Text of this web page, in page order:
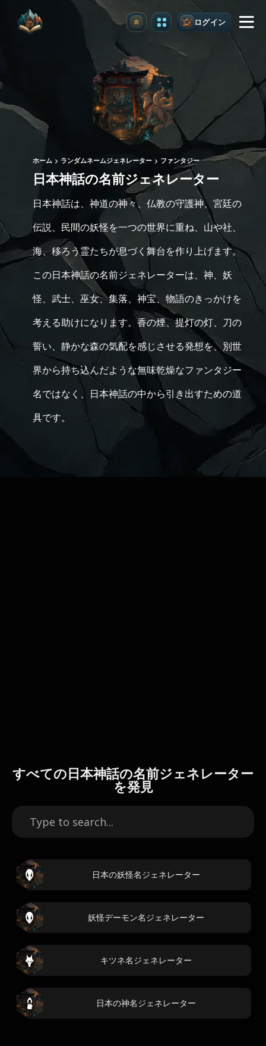
アップグレード ログイン
ホーム ランダムネームジェネレーター ファンタジー
日本神話の名前ジェネレーター
日本神話は、神道の神々、仏教の守護神、宮廷の
伝説、民間の妖怪を一つの世界に重ね、山や社、
海、移ろう霊たちが息づく舞台を作り上げます。
この日本神話の名前ジェネレーターは、神、妖
怪、武士、巫女、集落、神宝、物語のきっかけを
考える助けになります。香の煙、提灯の灯、刀の
誓い、静かな森の気配を感じさせる発想を、別世
界から持ち込んだような無味乾燥なファンタジー
名ではなく、日本神話の中から引き出すための道
具です。
すべての日本神話の名前ジェネレーター
を発見
日本の妖怪名ジェネレーター
妖怪デーモン名ジェネレーター
キツネ名ジェネレーター
日本の神名ジェネレーター